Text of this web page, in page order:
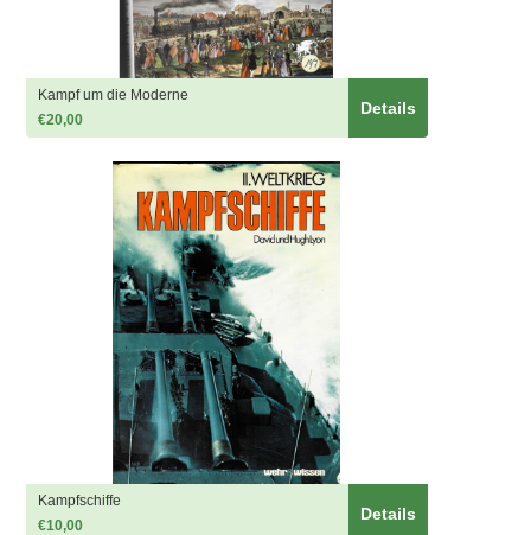
Details
Kampf um die Moderne
€20,00
Details
Kampfschiffe
€10,00